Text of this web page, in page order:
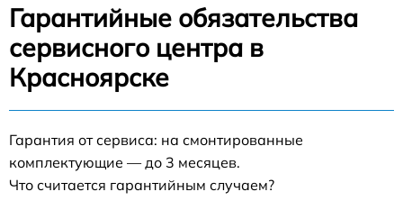
Гарантийные обязательства
сервисного центра в
Красноярске
Гарантия от сервиса: на смонтированные
комплектующие — до 3 месяцев.
Что считается гарантийным случаем?